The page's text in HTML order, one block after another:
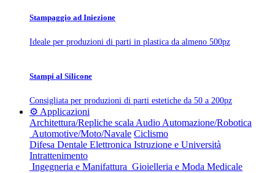
Stampaggio ad Iniezione
Ideale per produzioni di parti in plastica da almeno 500pz
Stampi al Silicone
Consigliata per produzioni di parti estetiche da 50 a 200pz
⚙️ Applicazioni
Architettura/Repliche scala Audio Automazione/Robotica
Automotive/Moto/Navale Ciclismo
Difesa Dentale Elettronica Istruzione e Università
Intrattenimento
Ingegneria e Manifattura Gioielleria e Moda Medicale